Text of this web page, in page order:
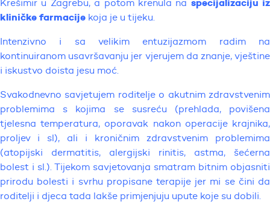
Krešimir u Zagrebu, a potom krenula na specijalizaciju iz
kliničke farmacije koja je u tijeku.
Intenzivno i sa velikim entuzijazmom radim na
kontinuiranom usavršavanju jer vjerujem da znanje, vještine
i iskustvo doista jesu moć.
Svakodnevno savjetujem roditelje o akutnim zdravstvenim
problemima s kojima se susreću (prehlada, povišena
tjelesna temperatura, oporavak nakon operacije krajnika,
proljev i sl), ali i kroničnim zdravstvenim problemima
(atopijski dermatitis, alergijski rinitis, astma, šećerna
bolest i sl.). Tijekom savjetovanja smatram bitnim objasniti
prirodu bolesti i svrhu propisane terapije jer mi se čini da
roditelji i djeca tada lakše primjenjuju upute koje su dobili.